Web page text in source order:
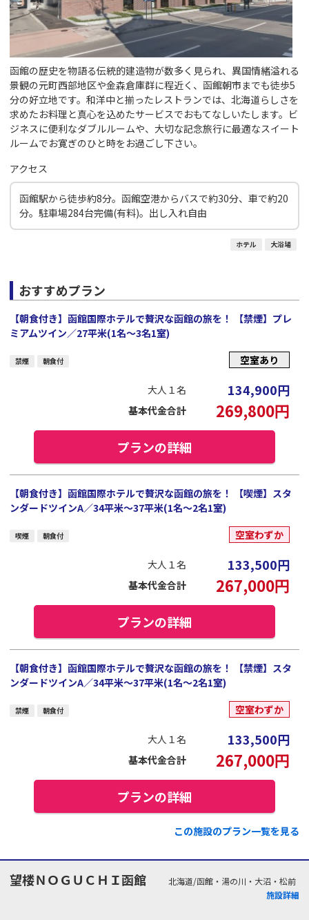
函館の歴史を物語る伝統的建造物が数多く見られ、異国情緒溢れる
景観の元町西部地区や金森倉庫群に程近く、函館朝市までも徒歩5
分の好立地です。和洋中と揃ったレストランでは、北海道らしさを
求めたお料理と真心を込めたサービスでおもてなしいたします。ビ
ジネスに便利なダブルルームや、大切な記念旅行に最適なスイート
ルームでお寛ぎのひと時をお過ごし下さい。
アクセス
函館駅から徒歩約8分。函館空港からバスで約30分、車で約20
分。駐車場284台完備(有料)。出し入れ自由
ホテル 大浴場
おすすめプラン
【朝食付き】函館国際ホテルで贅沢な函館の旅を！ 【禁煙】プレ
ミアムツイン／27平米(1名～3名1室)
禁煙 朝食付 空室あり
大人１名 134,900円
基本代金合計 269,800円
プランの詳細
【朝食付き】函館国際ホテルで贅沢な函館の旅を！ 【喫煙】スタ
ンダードツインA／34平米～37平米(1名～2名1室)
喫煙 朝食付 空室わずか
大人１名 133,500円
基本代金合計 267,000円
プランの詳細
【朝食付き】函館国際ホテルで贅沢な函館の旅を！ 【禁煙】スタ
ンダードツインA／34平米～37平米(1名～2名1室)
禁煙 朝食付 空室わずか
大人１名 133,500円
基本代金合計 267,000円
プランの詳細
この施設のプラン一覧を見る
望楼ＮＯＧＵＣＨＩ函館
北海道/函館・湯の川・大沼・松前
施設詳細